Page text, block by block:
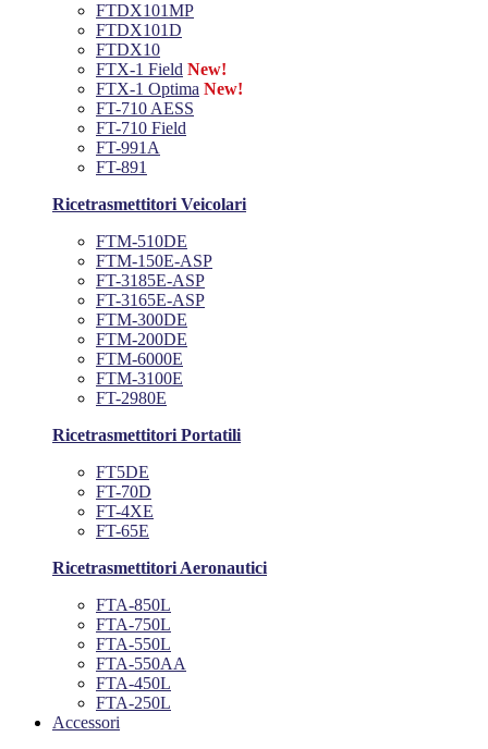
FTDX101MP
FTDX101D
FTDX10
FTX-1 Field New!
FTX-1 Optima New!
FT-710 AESS
FT-710 Field
FT-991A
FT-891
Ricetrasmettitori Veicolari
FTM-510DE
FTM-150E-ASP
FT-3185E-ASP
FT-3165E-ASP
FTM-300DE
FTM-200DE
FTM-6000E
FTM-3100E
FT-2980E
Ricetrasmettitori Portatili
FT5DE
FT-70D
FT-4XE
FT-65E
Ricetrasmettitori Aeronautici
FTA-850L
FTA-750L
FTA-550L
FTA-550AA
FTA-450L
FTA-250L
Accessori